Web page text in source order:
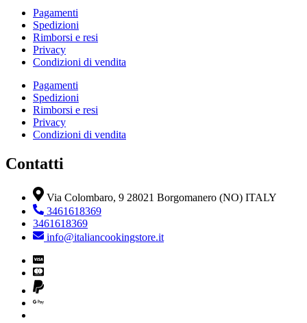
Pagamenti
Spedizioni
Rimborsi e resi
Privacy
Condizioni di vendita
Pagamenti
Spedizioni
Rimborsi e resi
Privacy
Condizioni di vendita
Contatti
Via Colombaro, 9 28021 Borgomanero (NO) ITALY
3461618369
3461618369
info@italiancookingstore.it